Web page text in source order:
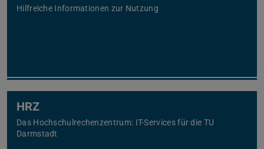
Hilfreiche Informationen zur Nutzung
HRZ
Das Hochschulrechenzentrum: IT-Services für die TU
Darmstadt